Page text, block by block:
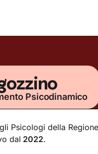
Psicodinamico
Psicologi della
dal 2022.